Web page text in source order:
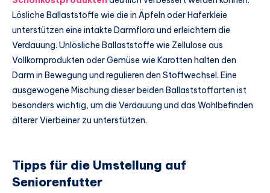
Lösliche Ballaststoffe wie die in Äpfeln oder Haferkleie
unterstützen eine intakte Darmflora und erleichtern die
Verdauung. Unlösliche Ballaststoffe wie Zellulose aus
Vollkornprodukten oder Gemüse wie Karotten halten den
Darm in Bewegung und regulieren den Stoffwechsel. Eine
ausgewogene Mischung dieser beiden Ballaststoffarten ist
besonders wichtig, um die Verdauung und das Wohlbefinden
älterer Vierbeiner zu unterstützen.
Tipps für die Umstellung auf
Seniorenfutter